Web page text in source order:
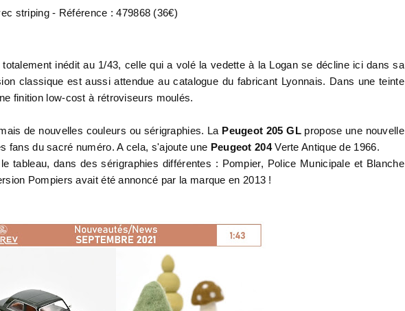
striping - Référence : 479868 (36€)
inédit au 1/43, celle qui a volé la vedette à la Logan se décline ici dans sa
classique est aussi attendue au catalogue du fabricant Lyonnais. Dans une teinte
finition low-cost à rétroviseurs moulés.
de nouvelles couleurs ou sérigraphies. La Peugeot 205 GLpropose une nouvelle
fans du sacré numéro. A cela, s'ajoute une Peugeot 204Verte Antique de 1966.
tableau, dans des sérigraphies différentes : Pompier, Police Municipale et Blanche
Pompiers avait été annoncé par la marque en 2013 !